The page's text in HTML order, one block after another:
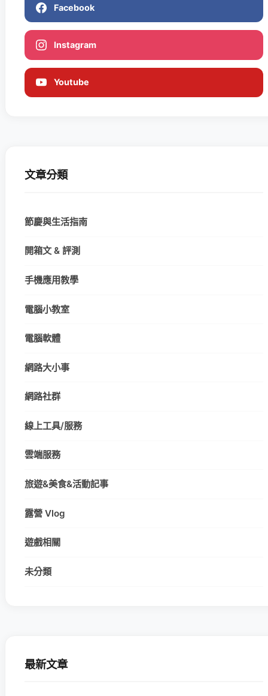
Facebook
Instagram
Youtube
文章分類
節慶與生活指南
開箱文 & 評測
手機應用教學
電腦小教室
電腦軟體
網路大小事
網路社群
線上工具/服務
雲端服務
旅遊&美食&活動記事
露營 Vlog
遊戲相關
未分類
最新文章